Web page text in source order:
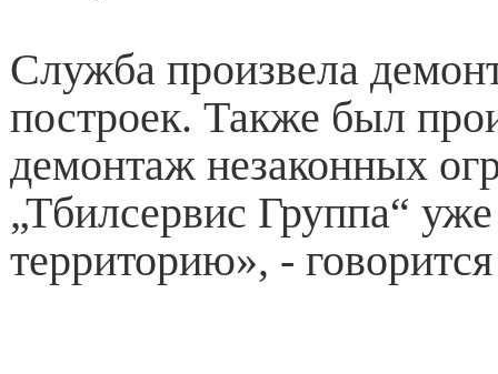
Служба произвела
построек. Также был
демонтаж незаконных
„Тбилсервис Группа“
территорию», -